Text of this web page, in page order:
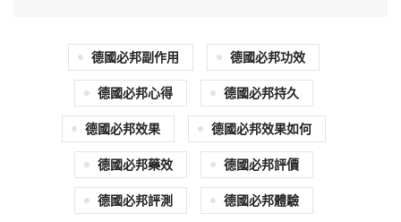
德國必邦副作用 德國必邦功效
德國必邦心得 德國必邦持久
德國必邦效果 德國必邦效果如何
德國必邦藥效 德國必邦評價
德國必邦評測 德國必邦體驗